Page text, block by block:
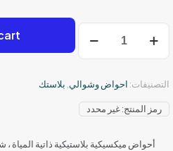
كمية
حوض
التصنيفات: احواض وشوالي بلاستك
رمز المنتج:غير محدد
أحواض ميكسيكية بلاستيكية ذاتية المياة